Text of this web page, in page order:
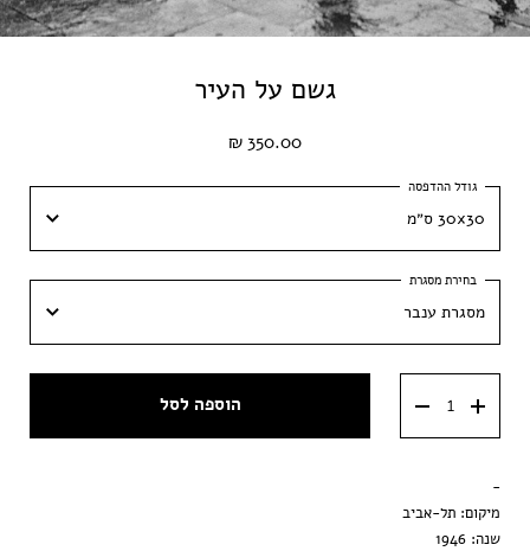
גשם על העיר
350.00 ₪
30x30 ס״מ
30x30 ס״מ
40x40 ס״מ
50x50 ס״מ
מסגרת ענבר
מסגרת וונגה
הדפסה בלבד
הוספה לסל
-
מיקום: תל-אביב
שנה: 1946